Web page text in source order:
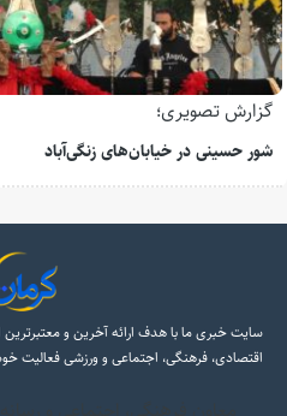
گزارش تصویری؛
شور حسینی در خیابان‌های زنگی‌آباد
سایت خبری ما با هدف ارائه آخرین و
اقتصادی، فرهنگی، اجتماعی و ورزشی فعالیت